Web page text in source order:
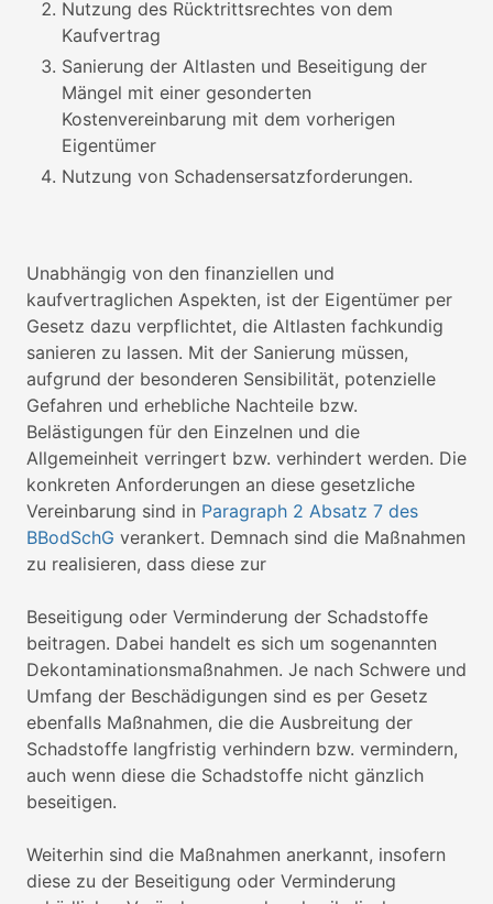
Nutzung des Rücktrittsrechtes von dem
Kaufvertrag
Sanierung der Altlasten und Beseitigung der
Mängel mit einer gesonderten
Kostenvereinbarung mit dem vorherigen
Eigentümer
Nutzung von Schadensersatzforderungen.
Unabhängig von den finanziellen und
kaufvertraglichen Aspekten, ist der Eigentümer per
Gesetz dazu verpflichtet, die Altlasten fachkundig
sanieren zu lassen. Mit der Sanierung müssen,
aufgrund der besonderen Sensibilität, potenzielle
Gefahren und erhebliche Nachteile bzw.
Belästigungen für den Einzelnen und die
Allgemeinheit verringert bzw. verhindert werden. Die
konkreten Anforderungen an diese gesetzliche
Vereinbarung sind in Paragraph 2 Absatz 7 des
BBodSchG verankert. Demnach sind die Maßnahmen
zu realisieren, dass diese zur
Beseitigung oder Verminderung der Schadstoffe
beitragen. Dabei handelt es sich um sogenannten
Dekontaminationsmaßnahmen. Je nach Schwere und
Umfang der Beschädigungen sind es per Gesetz
ebenfalls Maßnahmen, die die Ausbreitung der
Schadstoffe langfristig verhindern bzw. vermindern,
auch wenn diese die Schadstoffe nicht gänzlich
beseitigen.
Weiterhin sind die Maßnahmen anerkannt, insofern
diese zu der Beseitigung oder Verminderung